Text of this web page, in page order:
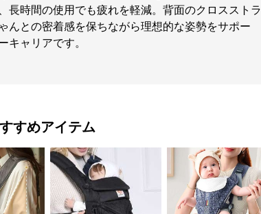
長時間の使用でも疲れを軽減。背面のクロスストラ
んとの密着感を保ちながら理想的な姿勢をサポー
キャリアです。
すめアイテム